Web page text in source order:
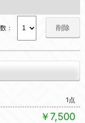
： 削除
1点
￥7,500